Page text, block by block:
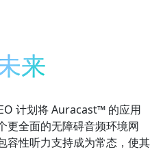
来
计划将 Auracast™ 的应用
更全面的无障碍音频环境网
容性听力支持成为常态，使其